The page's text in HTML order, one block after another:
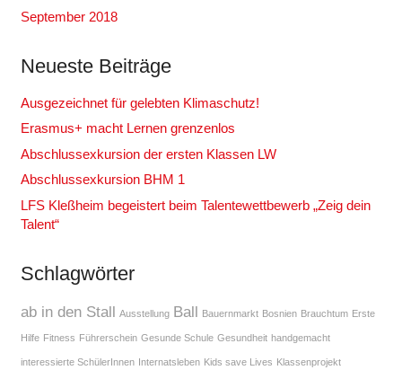
September 2018
Neueste Beiträge
Ausgezeichnet für gelebten Klimaschutz!
Erasmus+ macht Lernen grenzenlos
Abschlussexkursion der ersten Klassen LW
Abschlussexkursion BHM 1
LFS Kleßheim begeistert beim Talentewettbewerb „Zeig dein
Talent“
Schlagwörter
ab in den Stall Ausstellung Ball Bauernmarkt Bosnien Brauchtum Erste
Hilfe Fitness Führerschein Gesunde Schule Gesundheit handgemacht
interessierte SchülerInnen Internatsleben Kids save Lives Klassenprojekt